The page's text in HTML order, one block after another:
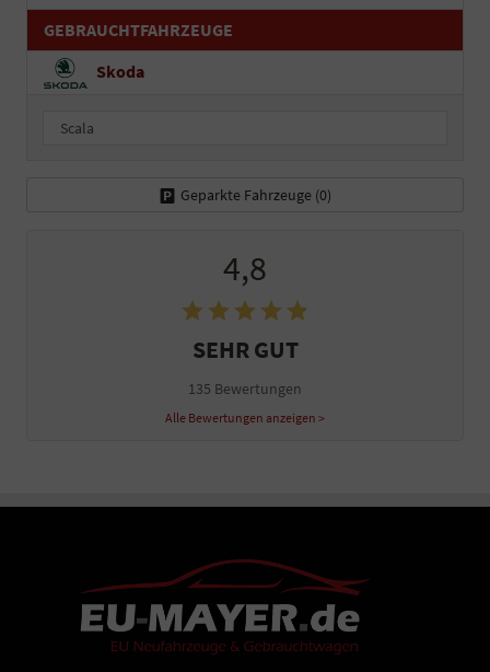
GEBRAUCHTFAHRZEUGE
Skoda
Scala
Geparkte Fahrzeuge (0)
4,8
SEHR GUT
135 Bewertungen
Alle Bewertungen anzeigen >